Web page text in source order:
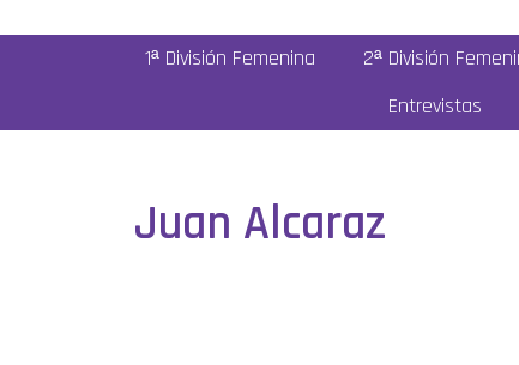
1ª División Femenina 2ª División
Entrevistas
Juan Alcaraz